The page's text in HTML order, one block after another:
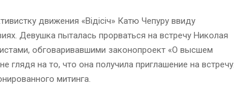
движения «Відісіч» Катю Чепуру ввиду
Девушка пыталась прорваться на встречу Николая
обговаривавшими законопроект «О высшем
глядя на то, что она получила приглашение на встречу.
митинга.